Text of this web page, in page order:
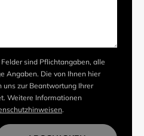
sind Pflichtangaben, alle
Angaben. Die von Ihnen hier
zur Beantwortung Ihrer
Weitere Informationen
.